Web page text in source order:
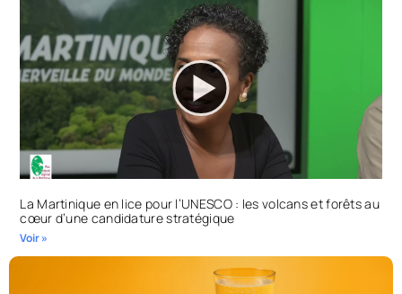
La Martinique en lice pour l’UNESCO : les volcans et forêts au
cœur d’une candidature stratégique
Voir »